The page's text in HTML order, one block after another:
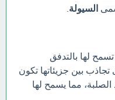
السيولة
لها بالتدفق
تجاذب بين جزيئاتها تكون
مما يسمح لها